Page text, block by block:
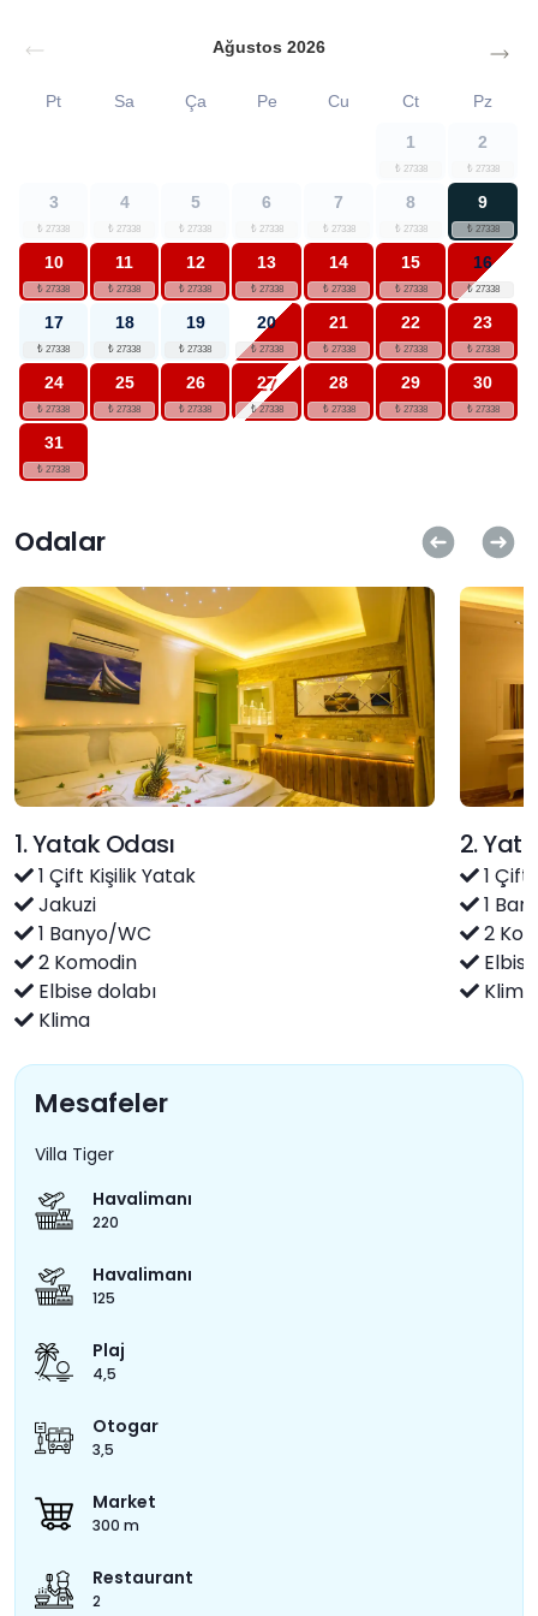
Yemek Masası
Barbekü (Mangal)
Masa Tenisi
Ağustos 2026
Pt Sa Ça Pe Cu Ct Pz
1 2
3 4 5 6 7 8 9
10 11 12 13 14 15 16
17 18 19 20 21 22 23
24 25 26 27 28 29 30
31
Odalar
1. Yatak Odası
1 Çift Kişilik Yatak
Jakuzi
1 Banyo/WC
2 Komodin
Elbise dolabı
Klima
2.
1 Çift
1
2
Klima
Mesafeler
Villa Tiger
Havalimanı
220
Havalimanı
125
Plaj
4,5
Otogar
3,5
Market
300 m
Restaurant
2